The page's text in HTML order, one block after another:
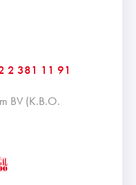
2 381 11 91